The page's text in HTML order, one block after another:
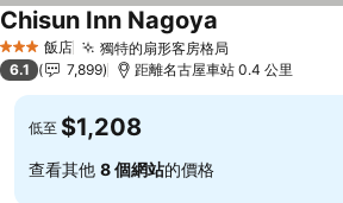
3 星級 飯店 獨特的扇形客房格局
Chisun Inn Nagoya
6.1 7,899 距離名古屋車站 0.4 公里
低至 $1,208
查看其他 8 個網站的價格